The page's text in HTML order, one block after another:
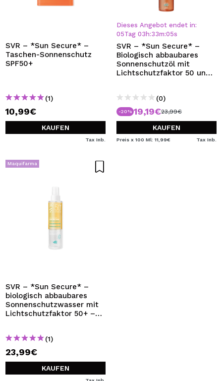
SVR – *Sun Secure* –
Taschen-Sonnenschutz
SPF50+
(1)
10,99€
KAUFEN
Tax Inb.
Dieses Angebot endet in:
05Tag 03 h:33m:05s
SVR – *Sun Secure* –
Biologisch abbaubares
Sonnenschutzöl mit
Lichtschutzfaktor 50 und
(0)
-20% 19,19€23,99€
KAUFEN
Preis x 100 Ml: 11,99€ Tax Inb.
Maquifarma
SVR – *Sun Secure* –
biologisch abbaubares
Sonnenschutzwasser mit
Lichtschutzfaktor 50+ –
(1)
23,99€
KAUFEN